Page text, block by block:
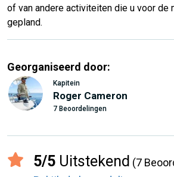
of van andere activiteiten die u voor de
gepland.
Georganiseerd door:
Kapitein
Roger Cameron
7 Beoordelingen
5/5 Uitstekend (7